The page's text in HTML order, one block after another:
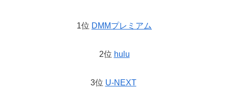
1位 DMMプレミアム
2位 hulu
3位 U-NEXT